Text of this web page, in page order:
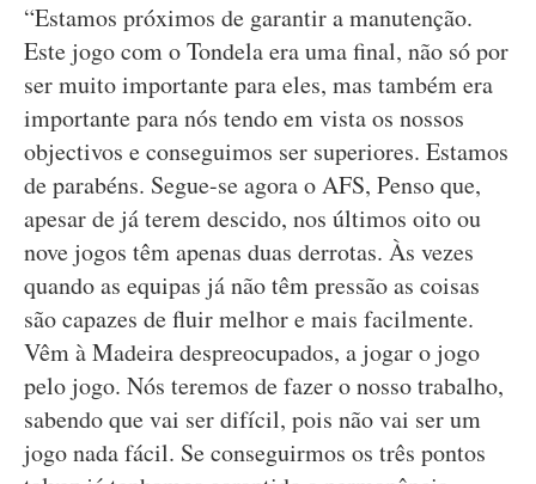
“Estamos próximos de garantir a manutenção.
Este jogo com o Tondela era uma final, não só por
ser muito importante para eles, mas também era
importante para nós tendo em vista os nossos
objectivos e conseguimos ser superiores. Estamos
de parabéns. Segue-se agora o AFS, Penso que,
apesar de já terem descido, nos últimos oito ou
nove jogos têm apenas duas derrotas. Às vezes
quando as equipas já não têm pressão as coisas
são capazes de fluir melhor e mais facilmente.
Vêm à Madeira despreocupados, a jogar o jogo
pelo jogo. Nós teremos de fazer o nosso trabalho,
sabendo que vai ser difícil, pois não vai ser um
jogo nada fácil. Se conseguirmos os três pontos